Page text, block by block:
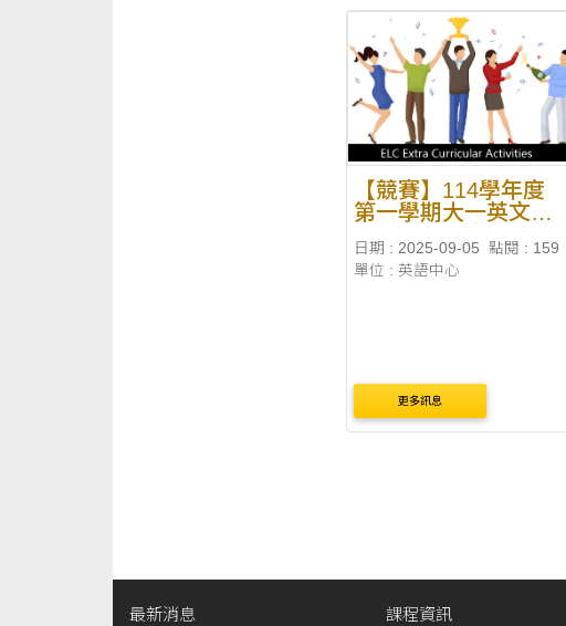
細節：http://ithu.tw/toeicm 全
民英檢中級聽讀測驗校園
考：2026 ....
【競賽】114學年度
第一學期大一英文自
主學習週英文短片比
賽
日期 : 2025-09-05
點閱 : 159
單位 : 英語中心
更多訊息
最新消息 課程資訊